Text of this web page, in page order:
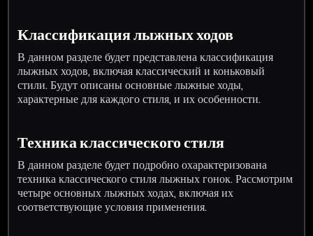
Классификация лыжных ходов
В данном разделе будет представлена классификация
лыжных ходов, включая классический и коньковый
стили. Будут описаны основные лыжные ходы,
характерные для каждого стиля, и их особенности.
Техника классического стиля
В данном разделе будет подробно охарактеризована
техника классического стиля лыжных гонок. Рассмотрим
четыре основных лыжных ходах, включая их
соответствующие условия применения.